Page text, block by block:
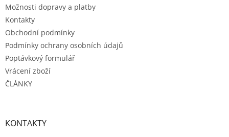
Možnosti dopravy a platby
Kontakty
Obchodní podmínky
Podmínky ochrany osobních údajů
Poptávkový formulář
Vrácení zboží
ČLÁNKY
KONTAKTY